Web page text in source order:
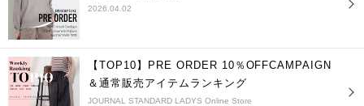
2026.04.02
【TOP10】PRE ORDER 10％OFFCAMPAIGN
＆通常販売アイテムランキング
JOURNAL STANDARD LADYS Online Store